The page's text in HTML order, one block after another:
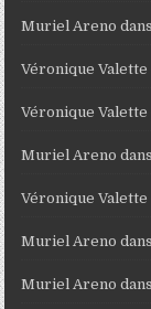
Muriel Areno
Véronique Valette
Véronique Valette
Muriel Areno
Véronique Valette
Muriel Areno
Muriel Areno